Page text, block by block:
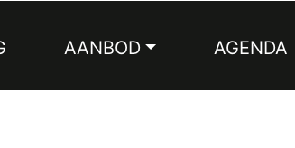
AANBOD AGENDA